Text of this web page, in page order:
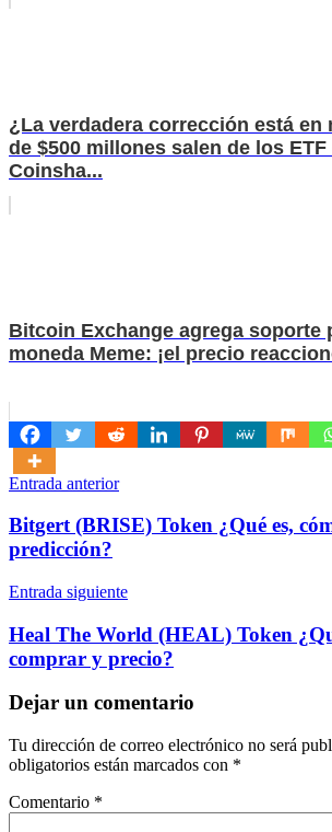
¿La verdadera corrección está en
de $500 millones salen de los
Coinsha...
Bitcoin Exchange agrega soporte
moneda Meme: ¡el precio
Navegación
de
entradas
Entrada anterior
Bitgert (BRISE) Token ¿Qué es,
predicción?
Entrada siguiente
Heal The World (HEAL) Token
comprar y precio?
Dejar un comentario
Tu dirección de correo electrónico no será
obligatorios están marcados con *
Comentario *